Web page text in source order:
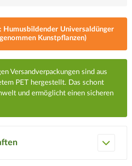
Universaldünger
Kunstpflanzen)
Versandverpackungen sind aus
PET hergestellt. Das schont
und ermöglicht einen sicheren